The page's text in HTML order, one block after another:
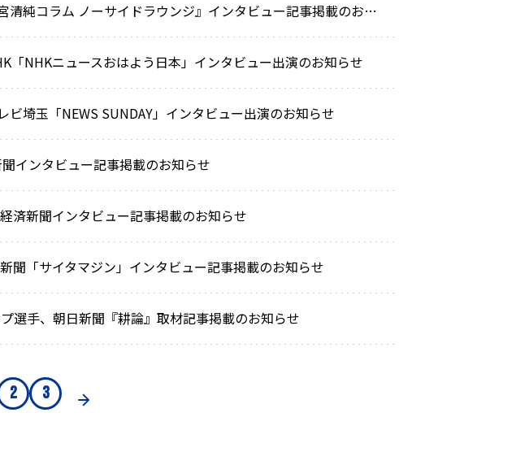
5月21日（木）ライチェル、『二宮清純コラム ノーサイドラウンジ』インタビュー記事掲載のお知らせ
「NHKニュースおはよう日本」インタビュー出演のお知らせ
埼玉「NEWS SUNDAY」インタビュー出演のお知らせ
インタビュー記事掲載のお知らせ
済新聞インタビュー記事掲載のお知らせ
聞「サイタマジン」インタビュー記事掲載のお知らせ
選手、朝日新聞『耕論』取材記事掲載のお知らせ
2 3 前へ